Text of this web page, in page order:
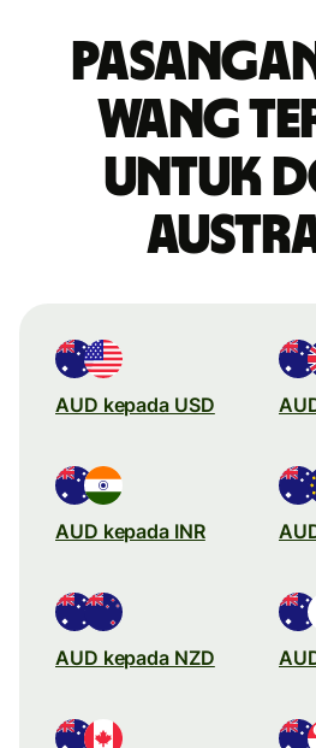
wang
untuk
AUD kepada USD
AUD kepada INR
AUD kepada NZD